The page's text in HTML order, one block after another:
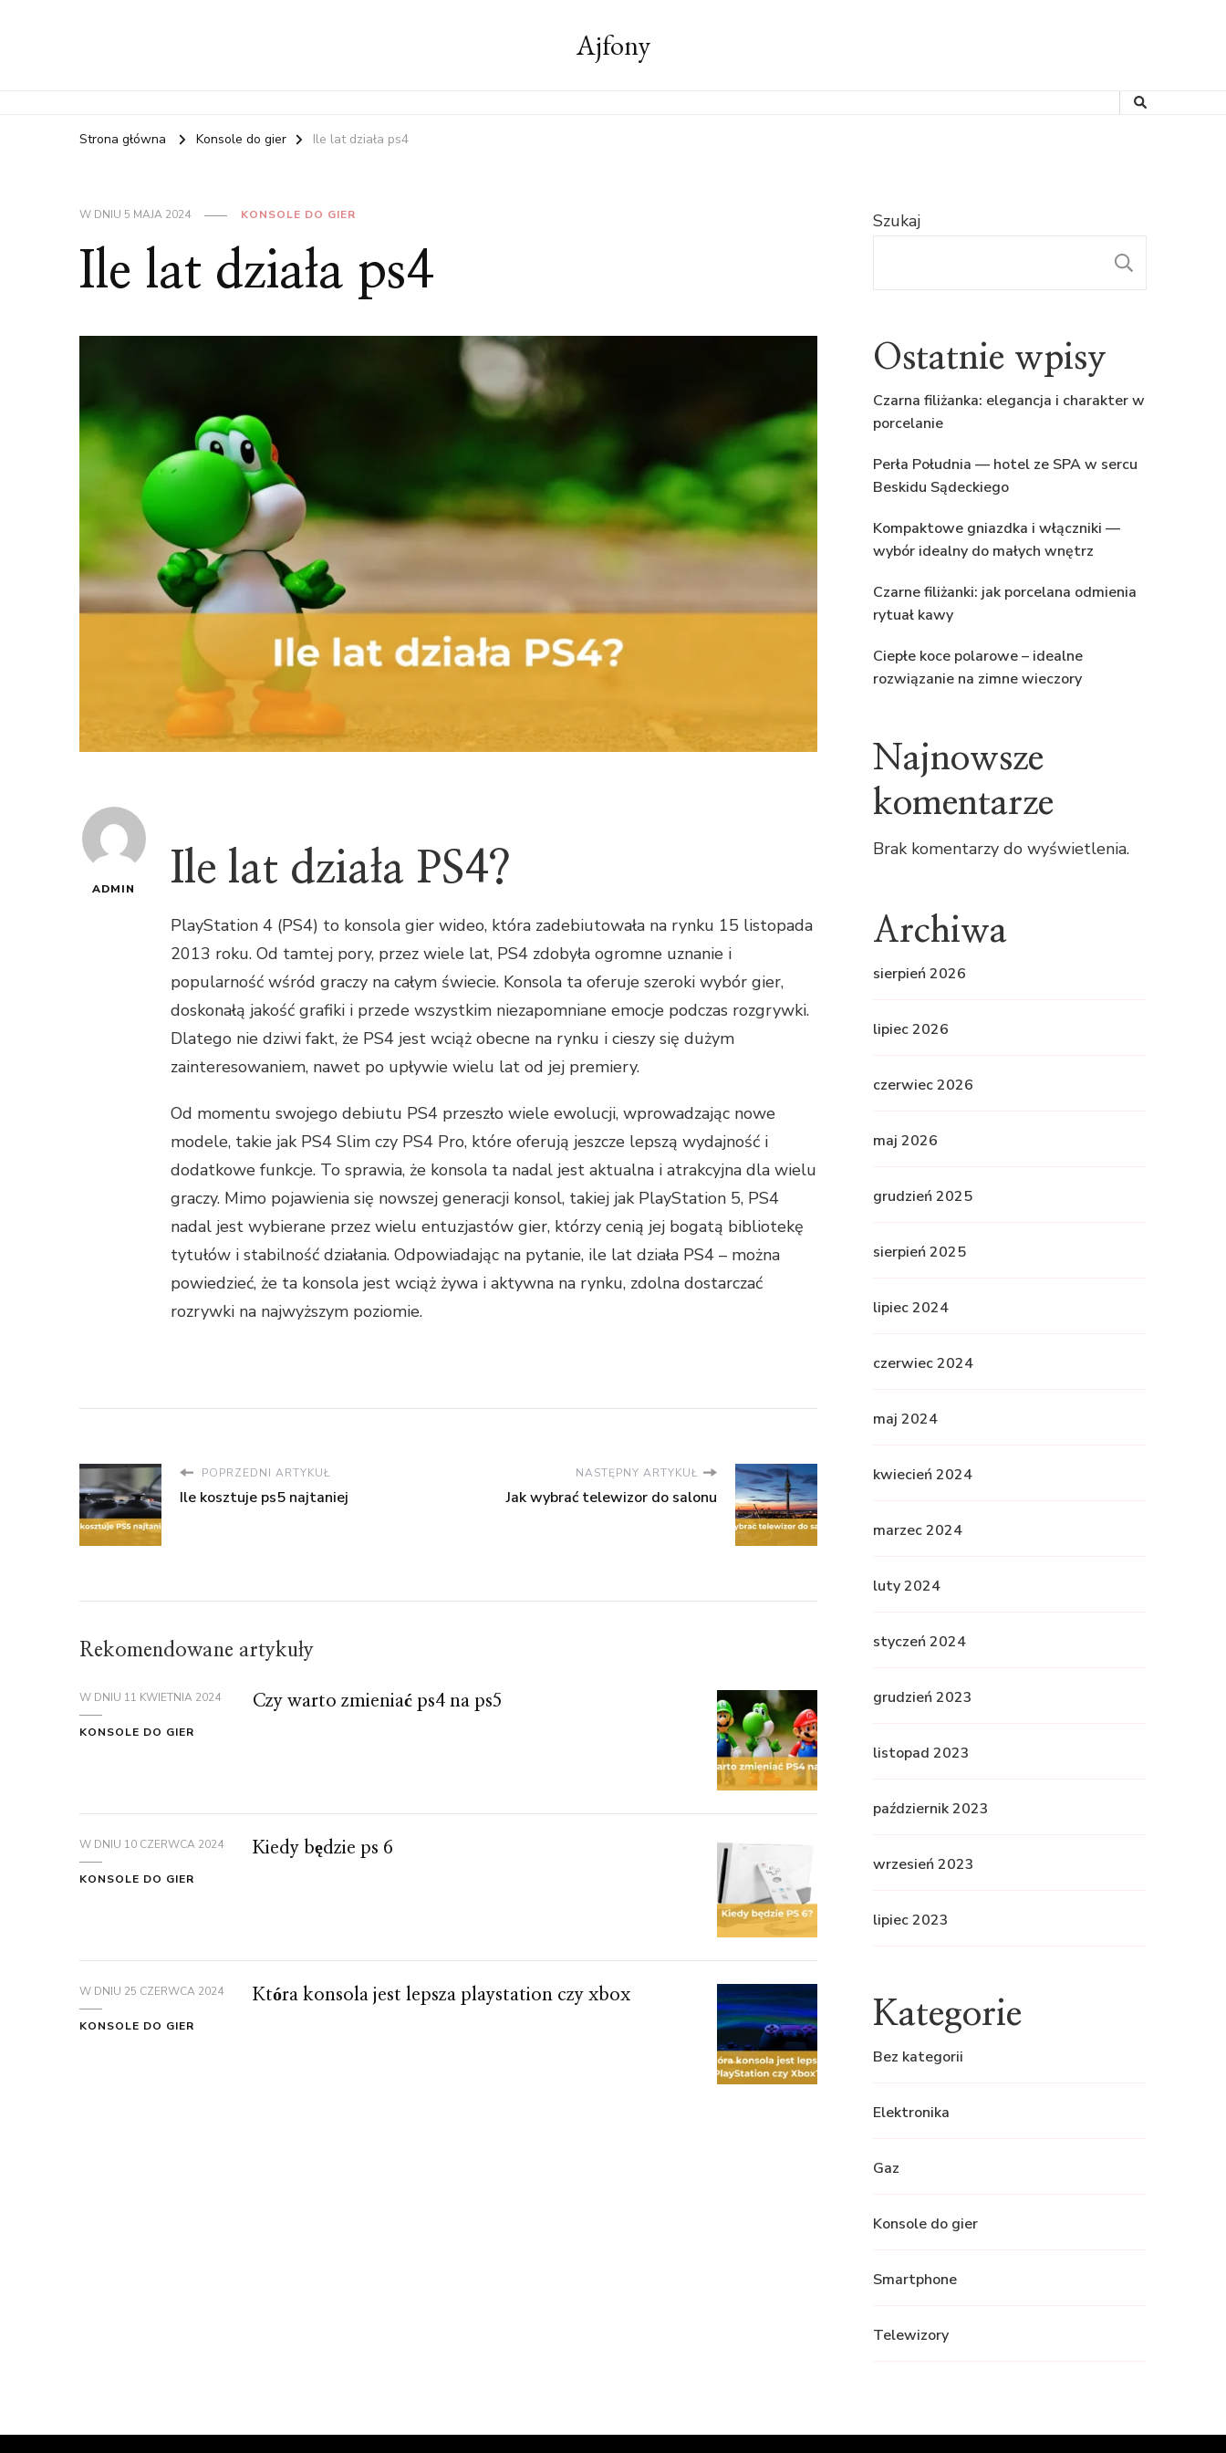
Ajfony
Strona główna Konsole do gier Ile lat działa ps4
W DNIU 5 MAJA 2024 KONSOLE DO GIER
Ile lat działa ps4
ADMIN Ile lat działa PS4?
PlayStation 4 (PS4) to konsola gier wideo, która zadebiutowała na rynku 15 listopada
2013 roku. Od tamtej pory, przez wiele lat, PS4 zdobyła ogromne uznanie i
popularność wśród graczy na całym świecie. Konsola ta oferuje szeroki wybór gier,
doskonałą jakość grafiki i przede wszystkim niezapomniane emocje podczas rozgrywki.
Dlatego nie dziwi fakt, że PS4 jest wciąż obecne na rynku i cieszy się dużym
zainteresowaniem, nawet po upływie wielu lat od jej premiery.
Od momentu swojego debiutu PS4 przeszło wiele ewolucji, wprowadzając nowe
modele, takie jak PS4 Slim czy PS4 Pro, które oferują jeszcze lepszą wydajność i
dodatkowe funkcje. To sprawia, że konsola ta nadal jest aktualna i atrakcyjna dla wielu
graczy. Mimo pojawienia się nowszej generacji konsol, takiej jak PlayStation 5, PS4
nadal jest wybierane przez wielu entuzjastów gier, którzy cenią jej bogatą bibliotekę
tytułów i stabilność działania. Odpowiadając na pytanie, ile lat działa PS4 – można
powiedzieć, że ta konsola jest wciąż żywa i aktywna na rynku, zdolna dostarczać
rozrywki na najwyższym poziomie.
POPRZEDNI ARTYKUŁ
Ile kosztuje ps5 najtaniej
NASTĘPNY ARTYKUŁ
Jak wybrać telewizor do salonu
Rekomendowane artykuły
W DNIU 11 KWIETNIA 2024
KONSOLE DO GIER
Czy warto zmieniać ps4 na ps5
W DNIU 10 CZERWCA 2024
KONSOLE DO GIER
Kiedy będzie ps 6
W DNIU 25 CZERWCA 2024
KONSOLE DO GIER
Która konsola jest lepsza playstation czy xbox
Szukaj
Ostatnie wpisy
Czarna filiżanka: elegancja i charakter w
porcelanie
Perła Południa — hotel ze SPA w sercu
Beskidu Sądeckiego
Kompaktowe gniazdka i włączniki —
wybór idealny do małych wnętrz
Czarne filiżanki: jak porcelana odmienia
rytuał kawy
Ciepłe koce polarowe – idealne
rozwiązanie na zimne wieczory
Najnowsze
komentarze
Brak komentarzy do wyświetlenia.
Archiwa
sierpień 2026
lipiec 2026
czerwiec 2026
maj 2026
grudzień 2025
sierpień 2025
lipiec 2024
czerwiec 2024
maj 2024
kwiecień 2024
marzec 2024
luty 2024
styczeń 2024
grudzień 2023
listopad 2023
październik 2023
wrzesień 2023
lipiec 2023
Kategorie
Bez kategorii
Elektronika
Gaz
Konsole do gier
Smartphone
Telewizory